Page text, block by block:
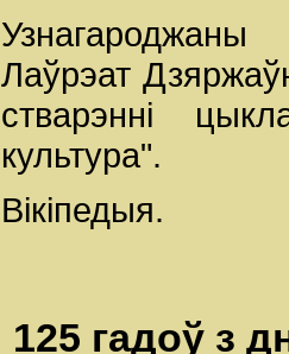
Лаўрэат
стварэнні
культура".
Вікіпедыя.
125 гадоў з